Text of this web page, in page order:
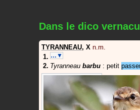
Dans le dico
TYRANNEAU, X n.m.
…▼
Tyranneau barbu : petit